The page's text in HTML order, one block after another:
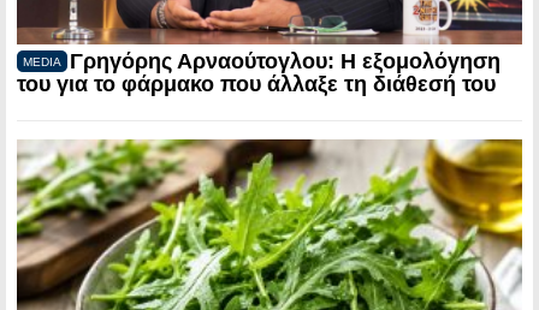
MEDIA
Γρηγόρης Αρναούτογλου: Η εξομολόγηση
του για το φάρμακο που άλλαξε τη διάθεσή του